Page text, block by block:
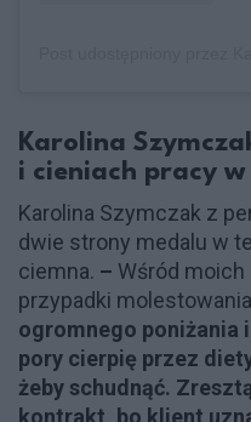
Karolina
i cieniach pracy
Karolina Szymczak z
dwie strony medalu w
ciemna. – Wśród moich
przypadki
ogromnego poniżania
pory cierpię przez
żeby schudnąć.
kontrakt, bo klient